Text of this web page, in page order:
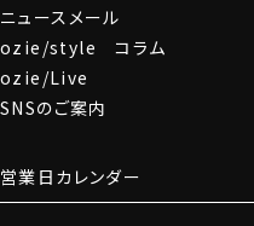
●コーディネートいろいろ、
衿型は、衿の開き角度が大き
カラー（カッタウェイ）。
開きます。
ニュースメール
ozie/style コラム
ozie/Live
SNSのご案内
営業日カレンダー